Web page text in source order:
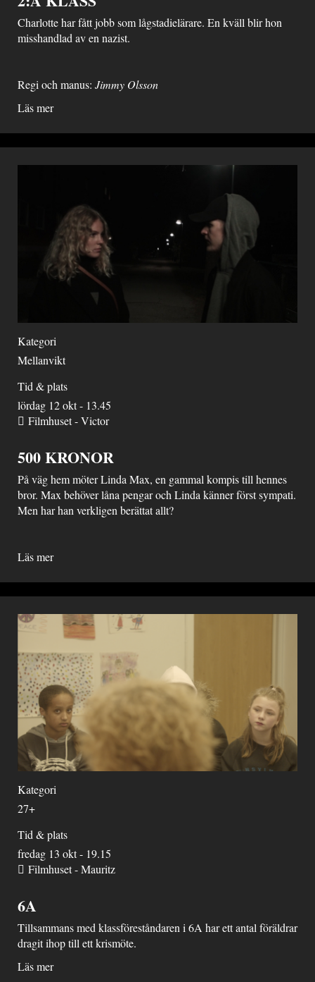
Charlotte har fått jobb som lågstadielärare. En kväll blir hon
misshandlad av en nazist.
Regi och manus: Jimmy Olsson
Läs mer
Kategori
Mellanvikt
Tid & plats
lördag 12 okt - 13.45
Filmhuset - Victor
500 KRONOR
På väg hem möter Linda Max, en gammal kompis till hennes
bror. Max behöver låna pengar och Linda känner först sympati.
Men har han verkligen berättat allt?
Läs mer
Kategori
27+
Tid & plats
fredag 13 okt - 19.15
Filmhuset - Mauritz
6A
Tillsammans med klassföreståndaren i 6A har ett antal föräldrar
dragit ihop till ett krismöte.
Läs mer